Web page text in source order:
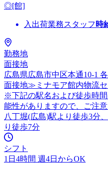
◎[館]
入出荷業務スタッフ 時
勤務地
面接地
広島県広島市中区本通10-1
面接地≫ミナモア館内物流
※下記の駅名および徒歩時
能性がありますので、ご注意
八丁堀(広島)駅より徒歩3分
り徒歩7分
シフト
1日4時間 週4日からOK